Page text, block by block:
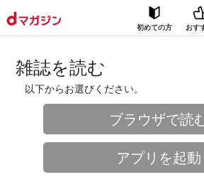
初めての方 おす
雑誌を読む
以下からお選びください。
ブラウザで読
アプリを起動